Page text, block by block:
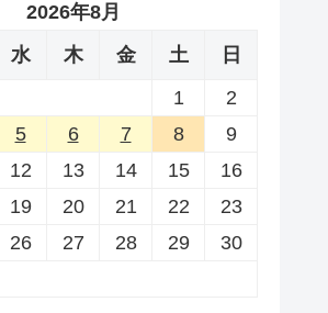
2026年8月
水 木 金 土
日
1
2
5 6 7 8
9
12 13 14 15
16
19 20 21 22
23
26 27 28 29
30